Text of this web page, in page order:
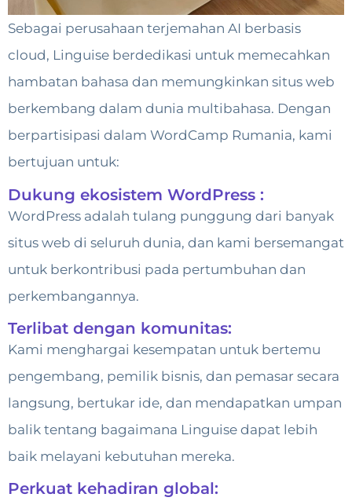
Sebagai perusahaan terjemahan AI berbasis
cloud, Linguise berdedikasi untuk memecahkan
hambatan bahasa dan memungkinkan situs web
berkembang dalam dunia multibahasa. Dengan
berpartisipasi dalam WordCamp Rumania, kami
bertujuan untuk:
Dukung ekosistem WordPress :
WordPress adalah tulang punggung dari banyak
situs web di seluruh dunia, dan kami bersemangat
untuk berkontribusi pada pertumbuhan dan
perkembangannya.
Terlibat dengan komunitas:
Kami menghargai kesempatan untuk bertemu
pengembang, pemilik bisnis, dan pemasar secara
langsung, bertukar ide, dan mendapatkan umpan
balik tentang bagaimana Linguise dapat lebih
baik melayani kebutuhan mereka.
Perkuat kehadiran global: